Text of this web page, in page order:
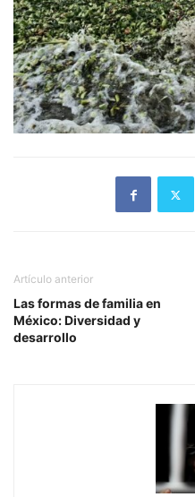
Artículo anterior
Las formas de familia en
México: Diversidad y
desarrollo